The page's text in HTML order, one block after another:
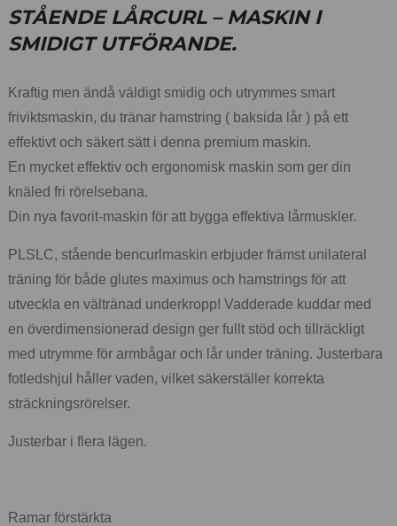
STÅENDE LÅRCURL – MASKIN I
SMIDIGT UTFÖRANDE.
Kraftig men ändå väldigt smidig och utrymmes smart
friviktsmaskin, du tränar hamstring ( baksida lår ) på ett
effektivt och säkert sätt i denna premium maskin.
En mycket effektiv och ergonomisk maskin som ger din
knäled fri rörelsebana.
Din nya favorit-maskin för att bygga effektiva lårmuskler.
PLSLC, stående bencurlmaskin erbjuder främst unilateral
träning för både glutes maximus och hamstrings för att
utveckla en vältränad underkropp! Vadderade kuddar med
en överdimensionerad design ger fullt stöd och tillräckligt
med utrymme för armbågar och lår under träning. Justerbara
fotledshjul håller vaden, vilket säkerställer korrekta
sträckningsrörelser.
Justerbar i flera lägen.
Ramar förstärkta